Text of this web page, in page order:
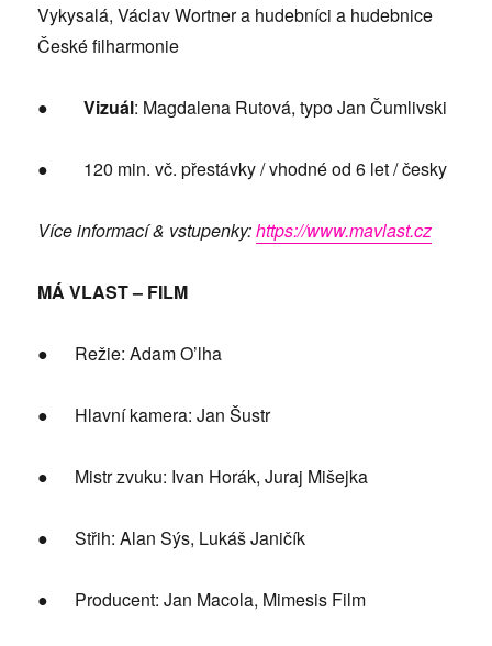
Vykysalá, Václav Wortner a hudebníci a hudebnice
České filharmonie
●Vizuál: Magdalena Rutová, typo Jan Čumlivski
● 120 min. vč. přestávky / vhodné od 6 let / česky
Více informací & vstupenky:https://www.mavlast.cz
MÁ VLAST – FILM
● Režie: Adam O’lha
● Hlavní kamera: Jan Šustr
● Mistr zvuku: Ivan Horák, Juraj Mišejka
● Střih: Alan Sýs, Lukáš Janičík
● Producent: Jan Macola, Mimesis Film